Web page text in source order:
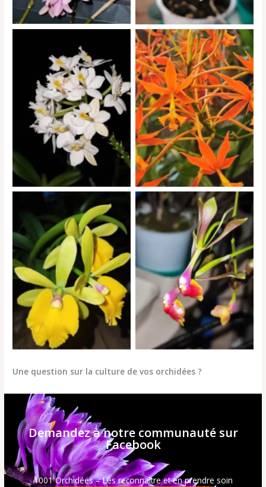
Epidendrum Ballerina blanc Epidendrum ibaguense
Epidendrum Sergioara
Yokosuka Story ‘Little Oriole’
Epidendrum Thomas Ott
Une question sur la culture de vos orchidées ?
Demandez à notre communauté sur
Facebook
1001 Orchidées – Les reconnaître et en prendre soin